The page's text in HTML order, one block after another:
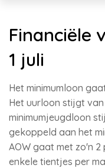
Financiële
1 juli
Het minimumloon
Het uurloon stijgt van
minimumjeugdloon
gekoppeld aan het
AOW gaat met zo'n
enkele tientjes per